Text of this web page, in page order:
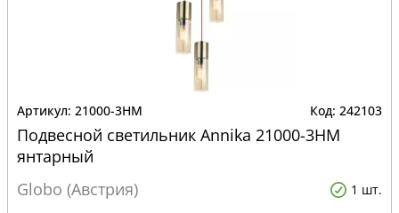
21000-3HM 242103
Подвесной светильник Annika 21000-3HM
янтарный
Globo (Австрия)
1 шт.